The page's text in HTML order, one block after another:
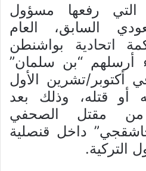
التي رفعها مسؤول
السابق، العام
اتحادية بواشنطن
أرسلهم “بن سلمان”
أكتوبر/تشرين الأول
أو قتله، وذلك بعد
مقتل الصحفي
داخل قنصلية
التركية.